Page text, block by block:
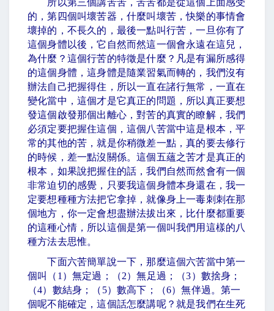
所以第三個講苦苦，苦苦都是從這個上面感受
的，第四個叫壞苦器，什麼叫壞苦，快樂的事情會
壞掉的，不長久的，最後一點叫行苦，一旦你有了
這個身體以後，它自然而然這一個會永遠在這兒，
為什麼？這個行苦的特徵是什麼？凡是有漏所感得
的這個身體，這身體是隨業習氣而轉的，我們沒有
辦法自己把握得住，所以一直在諸行無常，一直在
變化當中，這個才是它真正的問題，所以真正要想
發這個啟發那個出離心，對苦的真實的瞭解，我們
必須定要把握住這個，這個八苦當中這是根本，平
常的其他的苦，就是你稍微差一點，真的要去修行
的時候，差一點沒關係。這個五蘊之苦才是真正的
根本，如果說把握住的話，我們自然而然會有一個
非常迫切的感覺，只要我這個身體本身還在，我一
定要想種種方法把它拿掉，就像身上一毒刺刺在那
個地方，你一定會想盡辦法拔出來，比什麼都重要
的這種心情，所以這個是第一個叫我們用這樣的八
種方法去思惟。
下面六苦簡單說一下，那麼這個六苦當中第一
個叫（ 1 ）無定過；（2）無足過；（3）數捨身；
（4）數結身；（ 5）數高下；（6）無伴過。第一
個呢不能確定，這個話怎麼講呢？就是我們在生死